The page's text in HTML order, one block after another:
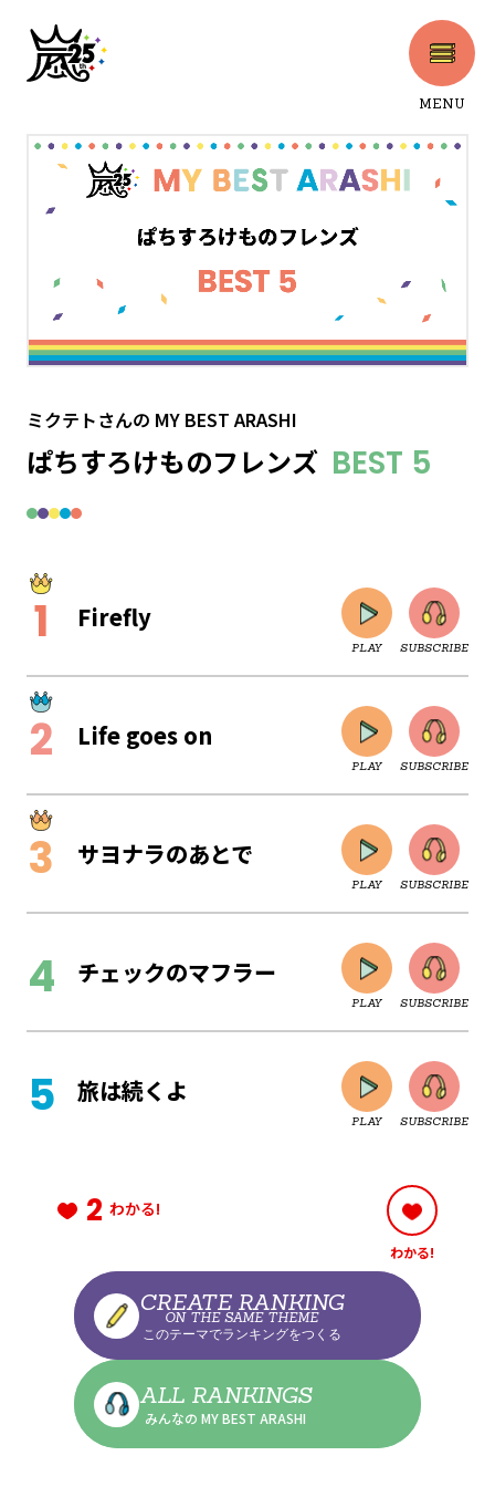
MENU
ミクテトさんの MY BEST ARASHI
ぱちすろけものフレンズ BEST 5
Firefly
PLAY SUBSCRIBE
Life goes on
PLAY SUBSCRIBE
サヨナラのあとで
PLAY SUBSCRIBE
チェックのマフラー
PLAY SUBSCRIBE
CLOSE
旅は続くよ
PLAY SUBSCRIBE
CLOSE
2 わかる!
わかる!
CREATE RANKING
ON THE SAME THEME
このテーマでランキングをつくる
ALL RANKINGS
みんなの MY BEST ARASHI